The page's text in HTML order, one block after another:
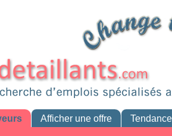
Afficher une offre